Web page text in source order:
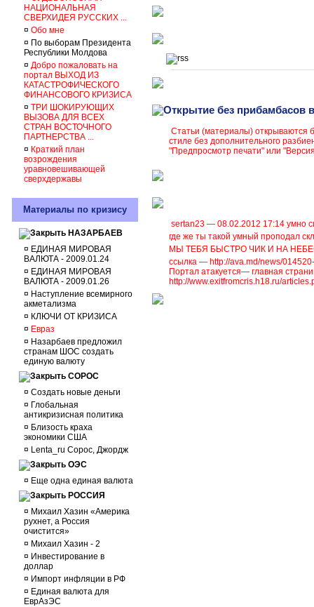
НАЦИОНАЛЬНАЯ
СВЕРХИДЕЯ РУССКИХ ...
¤ Обо мне
¤ По выборам Президента
Республики Молдова
¤ Добро пожаловать на
портал ВЫХОД ИЗ
КАТАСТРОФИЧЕСКОГО
ФИНАНСОВОГО КРИЗИСА
¤ ТРИ ШОКИРУЮЩИХ
ВЫЗОВА ДЛЯ ВСЕХ
СТРАН ВОСТОЧНОГО
ПАРТНЕРСТВА ...
¤ Краткий план
возрождения
уравновешивающей
сверхдержавы
Материалы по кризису
НАЗАРБАЕВ
¤ ЕДИНАЯ МИРОВАЯ
ВАЛЮТА - 2009.01.24
¤ ЕДИНАЯ МИРОВАЯ
ВАЛЮТА - 2009.01.26
¤ Наступление всемирного
акметализма
¤ КЛЮЧИ ОТ КРИЗИСА
¤ Евраз
¤ Назарбаев предложил
странам ШОС создать
единую валюту
СОРОС
¤ Создать новые деньги
¤ Глобальная
антикризисная политика
¤ Близость краха
экономики США
¤ Lenta_ru Сорос, Джордж
ОЭС
¤ Еще одна единая валюта
РОССИЯ
¤ Михаил Хазин «Америка
рухнет, а Россия
очистится»
¤ Михаил Хазин - 2
¤ Инвестирование в
доллар
¤ Импорт инфляции в РФ
¤ Единая валюта для
ЕврАзЭС
Открытие без прибамбасов
Статьи (материалы) открываются
стиле без дополнительного
"Предпросмотр печати" или
sertan23 — 08.02.2012 17:14 умно
где же ты такой умный проподал с
МЫ ТЕБЯ БЫСТРО ЧИК И НА
ссылка — http://ava.md/news/
Портал атакуется— главная
http://www.exitfromcris.h18.ru/